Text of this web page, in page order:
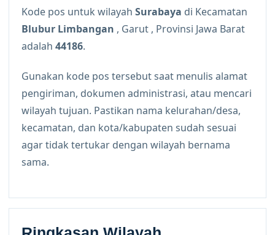
Kode pos untuk wilayah Surabaya di Kecamatan
Blubur Limbangan , Garut , Provinsi Jawa Barat
adalah 44186.
Gunakan kode pos tersebut saat menulis alamat
pengiriman, dokumen administrasi, atau mencari
wilayah tujuan. Pastikan nama kelurahan/desa,
kecamatan, dan kota/kabupaten sudah sesuai
agar tidak tertukar dengan wilayah bernama
sama.